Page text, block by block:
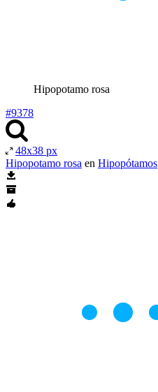
Hipopotamo rosa
#9378
48x38 px
Hipopotamo rosa en Hipopótamos